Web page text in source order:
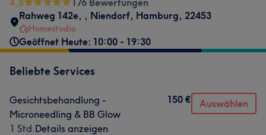
4,8
176 Bewertungen
Rahweg 142e, , Niendorf, Hamburg, 22453
Homestudio
Geöffnet Heute: 10:00 - 19:30
Beliebte Services
Gesichtsbehandlung -
Microneedling & BB Glow
1 Std.Details anzeigen
150 € Auswählen